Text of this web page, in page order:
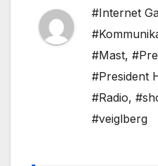
#Internet
#Mast,
#President
#Radio,
#veiglberg